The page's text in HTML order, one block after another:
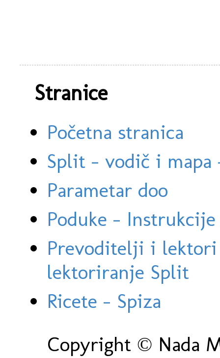
Stranice
Početna stranica
Split - vodič i
Parametar doo
Poduke -
Prevoditelji i
lektoriranje Split
Ricete - Spiza
Copyright © Nada